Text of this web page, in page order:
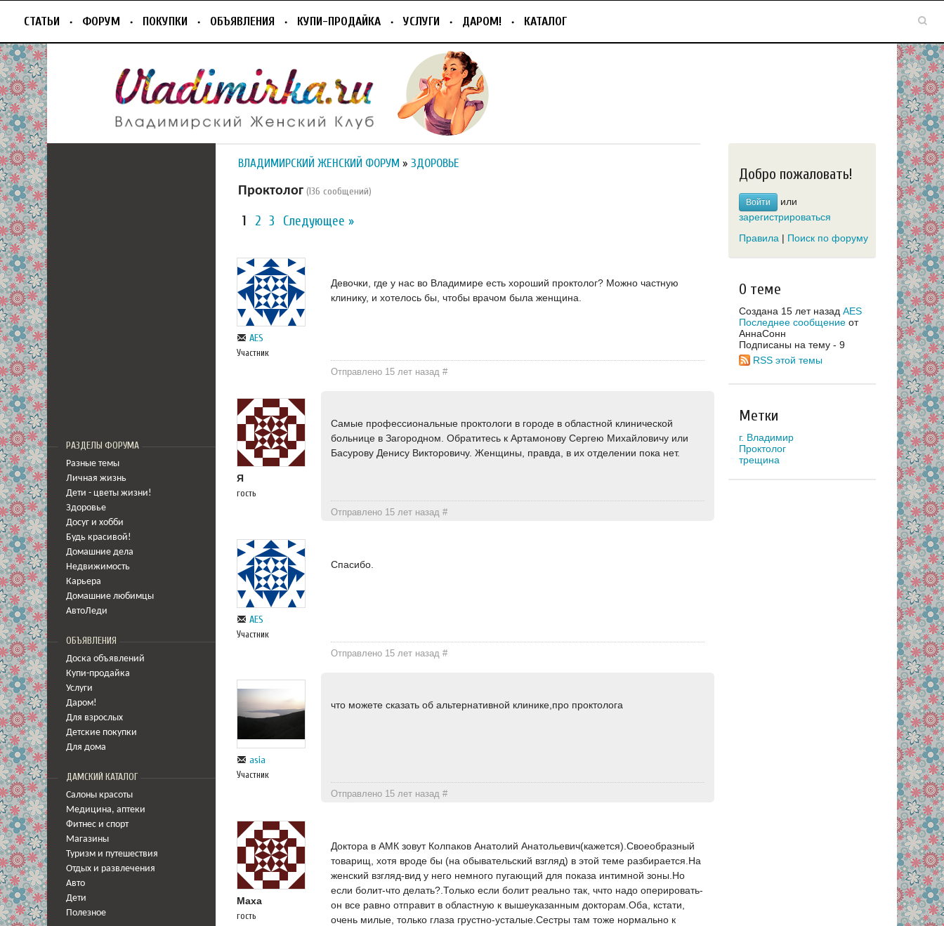
СТАТЬИ ФОРУМ ПОКУПКИ ОБЪЯВЛЕНИЯ КУПИ-ПРОДАЙКА УСЛУГИ ДАРОМ! КАТАЛОГ
РАЗДЕЛЫ ФОРУМА
Разные темы
Личная жизнь
Дети - цветы жизни!
Здоровье
Досуг и хобби
Будь красивой!
Домашние дела
Недвижимость
Карьера
Домашние любимцы
АвтоЛеди
ОБЪЯВЛЕНИЯ
Доска объявлений
Купи-продайка
Услуги
Даром!
Для взрослых
Детские покупки
Для дома
ДАМСКИЙ КАТАЛОГ
Салоны красоты
Медицина, аптеки
Фитнес и спорт
Магазины
Туризм и путешествия
Отдых и развлечения
Авто
Дети
Полезное
ВЛАДИМИРСКИЙ ЖЕНСКИЙ ФОРУМ » ЗДОРОВЬЕ
Проктолог (136 сообщений)
1 2 3 Следующее »
AES
Участник
Девочки, где у нас во Владимире есть хороший проктолог? Можно частную
клинику, и хотелось бы, чтобы врачом была женщина.
Отправлено 15 лет назад#
Я
гость
Самые профессиональные проктологи в городе в областной клинической
больнице в Загородном. Обратитесь к Артамонову Сергею Михайловичу или
Басурову Денису Викторовичу. Женщины, правда, в их отделении пока нет.
Отправлено 15 лет назад#
AES
Участник
Спасибо.
Отправлено 15 лет назад#
asia
Участник
что можете сказать об альтернативной клинике,про проктолога
Отправлено 15 лет назад#
Маха
гость
Доктора в АМК зовут Колпаков Анатолий Анатольевич(кажется).Своеобразный
товарищ, хотя вроде бы (на обывательский взгляд) в этой теме разбирается.На
женский взгляд-вид у него немного пугающий для показа интимной зоны.Но
если болит-что делать?.Только если болит реально так, ччто надо оперировать-
он все равно отправит в областную к вышеуказанным докторам.Оба, кстати,
очень милые, только глаза грустно-усталые.Сестры там тоже нормально к
Добро пожаловать!
Войти
или
зарегистрироваться
Правила | Поиск по форуму
О теме
Создана 15 лет назад AES
Последнее сообщение от
АннаСонн
Подписаны на тему - 9
RSS этой темы
Метки
г. Владимир
Проктолог
трещина